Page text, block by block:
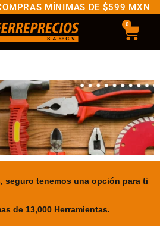
MÍNIMAS DE $599 MXN
0
seguro tenemos una opción para ti
de 13,000 Herramientas.